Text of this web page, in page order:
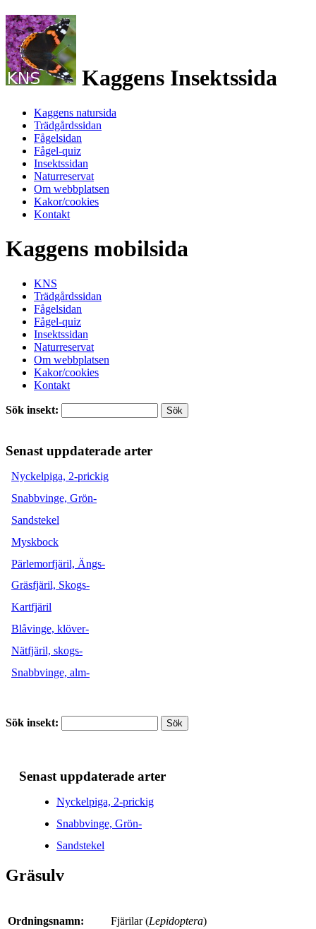
Kaggens Insektssida
Kaggens natursida
Trädgårdssidan
Fågelsidan
Fågel-quiz
Insektssidan
Naturreservat
Om webbplatsen
Kakor/cookies
Kontakt
Kaggens mobilsida
KNS
Trädgårdssidan
Fågelsidan
Fågel-quiz
Insektssidan
Naturreservat
Om webbplatsen
Kakor/cookies
Kontakt
Sök insekt:
Senast uppdaterade arter
Nyckelpiga, 2-prickig
Snabbvinge, Grön-
Sandstekel
Myskbock
Pärlemorfjäril, Ängs-
Gräsfjäril, Skogs-
Kartfjäril
Blåvinge, klöver-
Nätfjäril, skogs-
Snabbvinge, alm-
Sök insekt:
Senast uppdaterade arter
Nyckelpiga, 2-prickig
Snabbvinge, Grön-
Sandstekel
Gräsulv
Ordningsnamn: Fjärilar (Lepidoptera)